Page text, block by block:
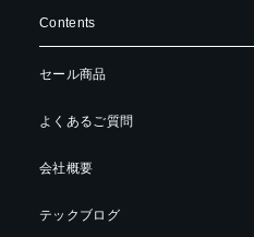
Contents
セール商品
よくあるご質問
会社概要
テックブログ